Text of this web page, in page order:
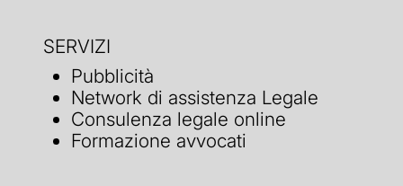
SERVIZI
Pubblicità
Network di assistenza Legale
Consulenza legale online
Formazione avvocati